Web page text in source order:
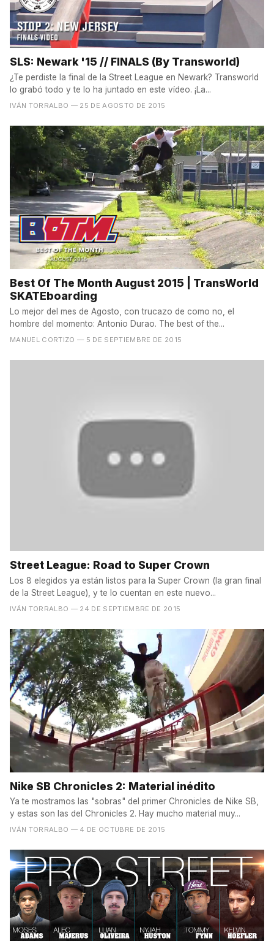
SLS: Newark '15 // FINALS (By Transworld)
¿Te perdiste la final de la Street League en Newark? Transworld
lo grabó todo y te lo ha juntado en este vídeo. ¡La...
IVÁN TORRALBO — 25 DE AGOSTO DE 2015
Best Of The Month August 2015 | TransWorld
SKATEboarding
Lo mejor del mes de Agosto, con trucazo de como no, el
hombre del momento: Antonio Durao. The best of the...
MANUEL CORTIZO — 5 DE SEPTIEMBRE DE 2015
Street League: Road to Super Crown
Los 8 elegidos ya están listos para la Super Crown (la gran final
de la Street League), y te lo cuentan en este nuevo...
IVÁN TORRALBO — 24 DE SEPTIEMBRE DE 2015
Nike SB Chronicles 2: Material inédito
Ya te mostramos las "sobras" del primer Chronicles de Nike SB,
y estas son las del Chronicles 2. Hay mucho material muy...
IVÁN TORRALBO — 4 DE OCTUBRE DE 2015